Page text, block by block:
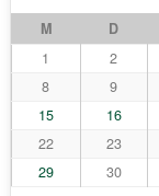
M
D
1
2
8
9
15
16
22
23
29
30